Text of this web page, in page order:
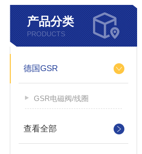
产品分类
PRODUCTS
德国GSR
GSR电磁阀/线圈
查看全部